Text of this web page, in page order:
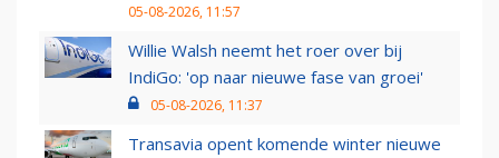
05-08-2026, 11:57
Willie Walsh neemt het roer over bij
IndiGo: 'op naar nieuwe fase van groei'
05-08-2026, 11:37
Transavia opent komende winter nieuwe